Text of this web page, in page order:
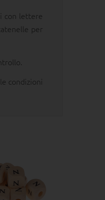
con lettere
per
condizioni